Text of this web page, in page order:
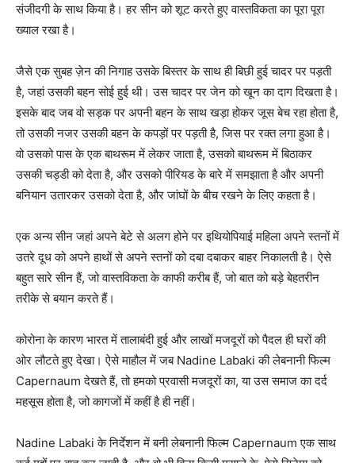
संजीदगी के साथ किया है। हर सीन को शूट करते हुए वास्‍तविकता का पूरा पूरा
ख्‍याल रखा है।
जैसे एक सुबह ज़ेन की निगाह उसके बिस्‍तर के साथ ही बिछी हुई चादर पर पड़ती
है, जहां उसकी बहन सोई हुई थी। उस चादर पर जेन को खून का दाग दिखता है।
इसके बाद जब वो सड़क पर अपनी बहन के साथ खड़ा होकर जूस बेच रहा होता है,
तो उसकी नजर उसकी बहन के कपड़ों पर पड़ती है, जिस पर रक्‍त लगा हुआ है।
वो उसको पास के एक बाथरूम में लेकर जाता है, उसको बाथरूम में बिठाकर
उसकी चड्डी को देता है, और उसको पीरियड के बारे में समझाता है और अपनी
बनियान उतारकर उसको देता है, और जांघों के बीच रखने के लिए कहता है।
एक अन्‍य सीन जहां अपने बेटे से अलग होने पर इथियोपियाई महिला अपने स्‍तनों में
उतरे दूध को अपने हाथों से अपने स्‍तनों को दबा दबाकर बाहर निकालती है। ऐसे
बहुत सारे सीन हैं, जो वास्‍तविकता के काफी करीब हैं, जो बात को बड़े बेहतरीन
तरीके से बयान करते हैं।
कोरोना के कारण भारत में तालाबंदी हुई और लाखों मजदूरों को पैदल ही घरों की
ओर लौटते हुए देखा। ऐसे माहौल में जब Nadine Labaki की लेबनानी फिल्‍म
Capernaum देखते हैं, तो हमको प्रवासी मजदूरों का, या उस समाज का दर्द
महसूस होता है, जो कागजों में कहीं है ही नहीं।
Nadine Labaki के निर्देशन में बनी लेबनानी फिल्‍म Capernaum एक साथ